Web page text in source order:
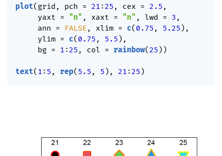
plot( grid , pch = 21 : 25 , cex = 2.5 ,
     yaxt
= "n" , xaxt = "n" , lwd = 3 ,
     ann
= FALSE , xlim = c( 0.75 , 5.25 ) ,
     ylim
= c( 0.75 , 5.5 ) ,
     bg
= 1 : 25 , col = rainbow( 25 ) )
text( 1 : 5 , rep( 5.5 , 5 ) , 21 : 25 )